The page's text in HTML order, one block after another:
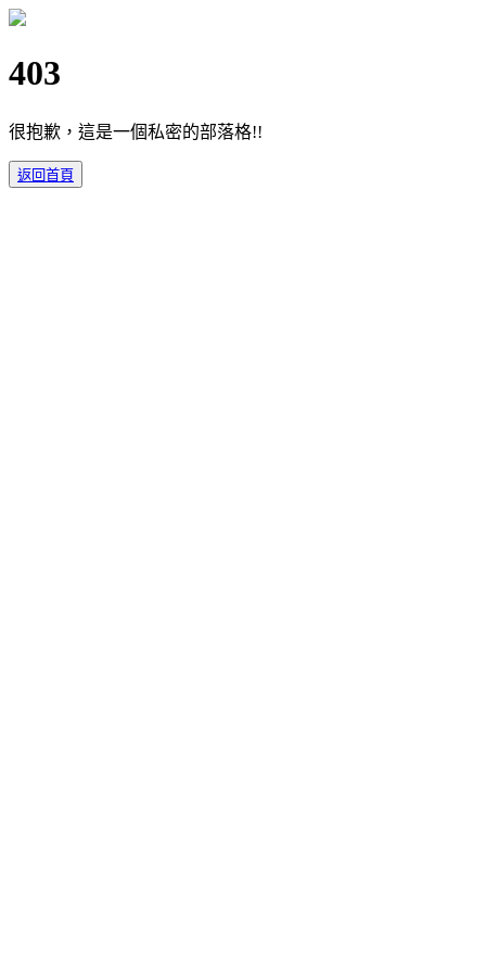
403
很抱歉，這是一個私密的部落格!!
返回首頁